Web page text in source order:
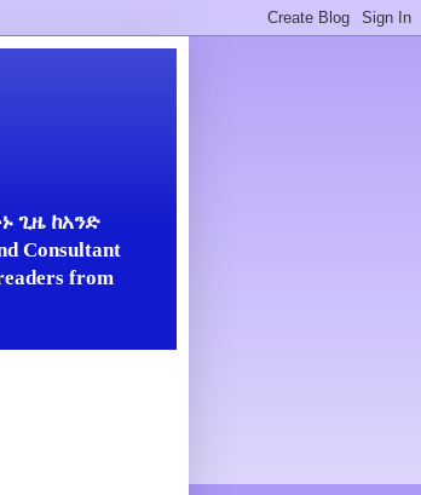
ጊዜ ከአንድ
Consultant
from